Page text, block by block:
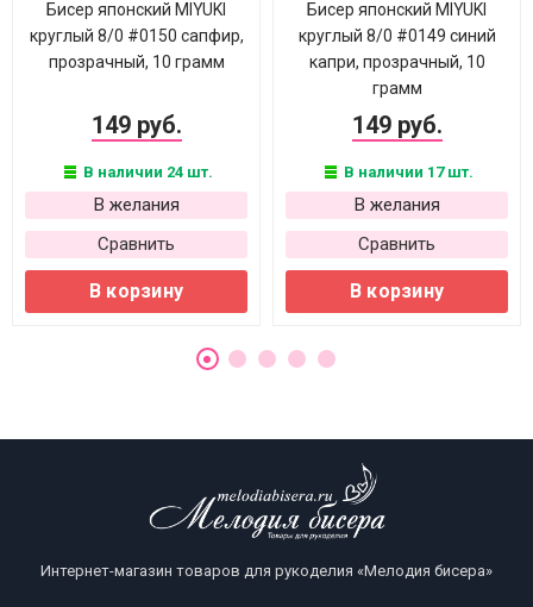
Бисер японский MIYUKI
круглый 8/0 #0150 сапфир,
прозрачный, 10 грамм
149 руб.
В наличии 24 шт.
В желания
Сравнить
В корзину
Бисер японский MIYUKI
круглый 8/0 #0149 синий
капри, прозрачный, 10
грамм
149 руб.
В наличии 17 шт.
В желания
Сравнить
В корзину
Интернет-магазин товаров для рукоделия «Мелодия бисера»